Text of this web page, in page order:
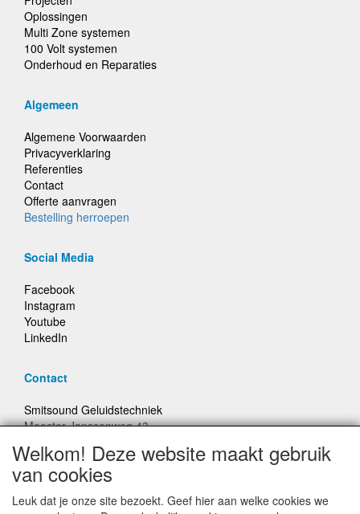
Oplossingen
Multi Zone systemen
100 Volt systemen
Onderhoud en Reparaties
Algemeen
Algemene Voorwaarden
Privacyverklaring
Referenties
Contact
Offerte aanvragen
Bestelling herroepen
Social Media
Facebook
Instagram
Youtube
LinkedIn
Contact
Smitsound Geluidstechniek
Meester Janssenweg 43
E-mail: info@smitsound.nl
Telefoon: +31-(0)6-22256322
Welkom! Deze website maakt gebruik
van cookies
Leuk dat je onze site bezoekt. Geef hier aan welke cookies we